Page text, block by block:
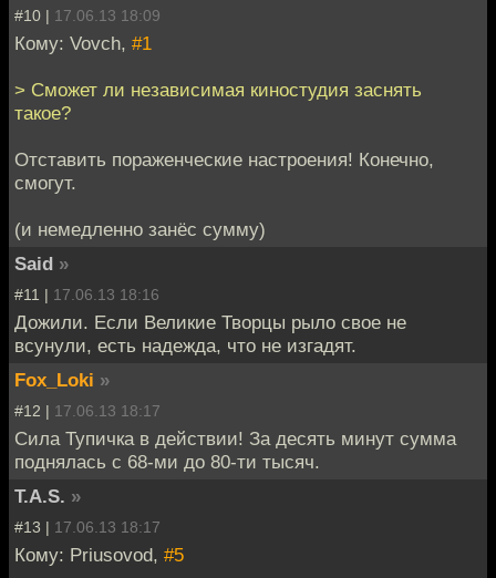
#10 | 17.06.13 18:09
Кому: Vovch, #1
> Сможет ли независимая киностудия заснять
такое?
Отставить пораженческие настроения! Конечно,
смогут.
(и немедленно занёс сумму)
Said »
#11 | 17.06.13 18:16
Дожили. Если Великие Творцы рыло свое не
всунули, есть надежда, что не изгадят.
Fox_Loki »
#12 | 17.06.13 18:17
Сила Тупичка в действии! За десять минут сумма
поднялась с 68-ми до 80-ти тысяч.
T.A.S. »
#13 | 17.06.13 18:17
Кому: Priusovod, #5